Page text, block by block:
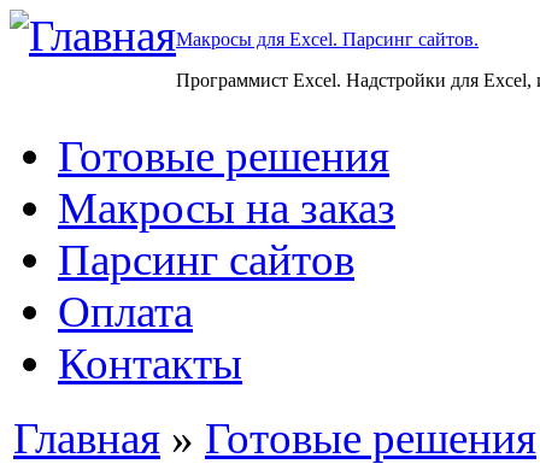
Макросы для Excel. Парсинг сайтов.
Программист Excel. Надстройки для Excel,
Готовые решения
Макросы на заказ
Парсинг сайтов
Оплата
Контакты
Главная » Готовые решения